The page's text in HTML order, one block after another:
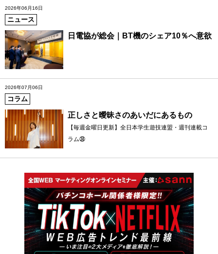
2026年06月16日
ニュース
日電協が総会｜BT機のシェア10％へ意欲
2026年07月06日
コラム
正しさと曖昧さのあいだにあるもの
【毎週金曜日更新】全日本学生遊技連盟・週刊連載コ
ラム㊳